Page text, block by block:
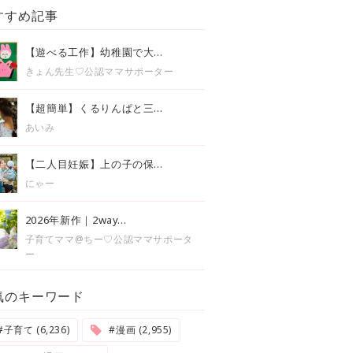
すめ記事
【遊べる工作】幼稚園で大...
きょん先生♡公認ママサポーター
【超簡単】くるりんぱと三...
あいみ
【二人目妊娠】上の子の保...
にゃー
2026年新作｜2way...
子育てママ@ちー♡公認ママサポータ
ー
のキーワード
育て (6,236)
#漫画 (2,955)